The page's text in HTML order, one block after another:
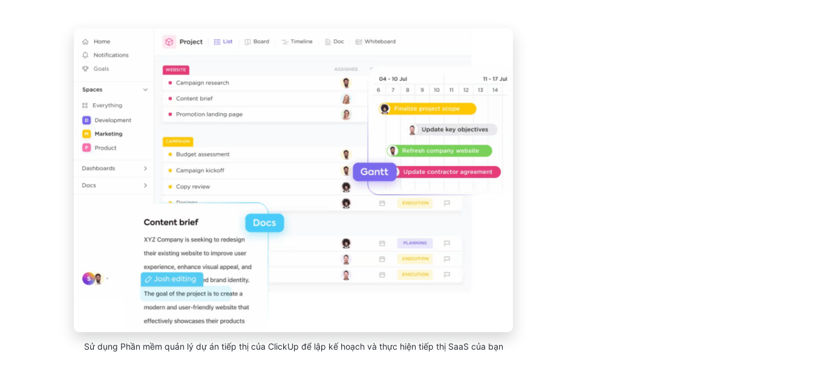
Sử dụng Phần mềm quản lý dự án tiếp thị của ClickUp để lập kế hoạch và thực hiện tiếp thị SaaS của bạn